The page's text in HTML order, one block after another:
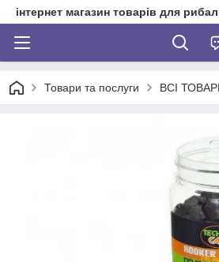
інтернет магазин товарів для
Товари та послуги ВСІ